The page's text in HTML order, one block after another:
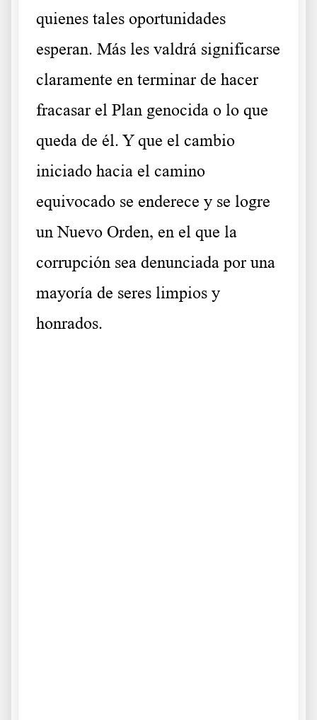
quienes tales oportunidades
esperan. Más les valdrá significarse
claramente en terminar de hacer
fracasar el Plan genocida o lo que
queda de él. Y que el cambio
iniciado hacia el camino
equivocado se enderece y se logre
un Nuevo Orden, en el que la
corrupción sea denunciada por una
mayoría de seres limpios y
honrados.